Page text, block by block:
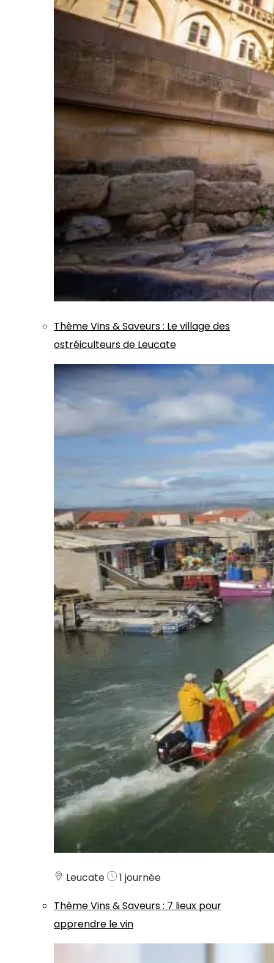
ThèmeVins & Saveurs: Le village des
ostréiculteurs de Leucate
Leucate
1 journée
ThèmeVins & Saveurs: 7 lieux pour
apprendre le vin